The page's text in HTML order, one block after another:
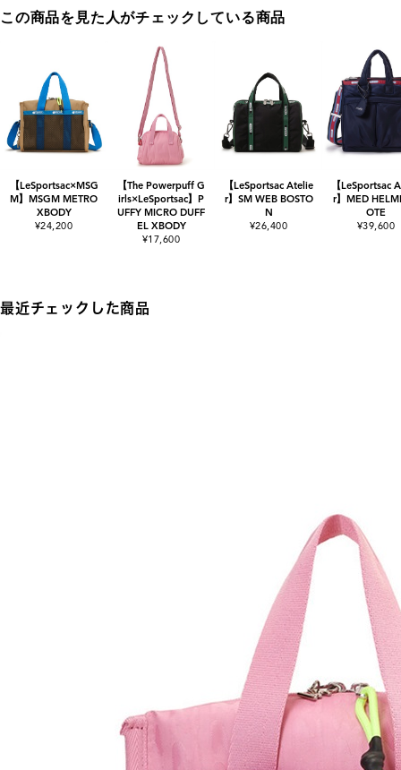
この商品を見た人がチェックしている商品
【LeSportsac×MSG
M】MSGM METRO
XBODY
¥24,200
【The Powerpuff G
irls×LeSportsac】P
UFFY MICRO DUFF
EL XBODY
¥17,600
【LeSportsac Atelie
r】SM WEB BOSTO
N
¥26,400
【LeSportsac
r】MED
OTE
¥39,600
最近チェックした商品